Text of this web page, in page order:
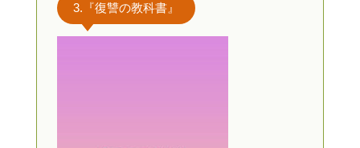
3.『復讐の教科書』